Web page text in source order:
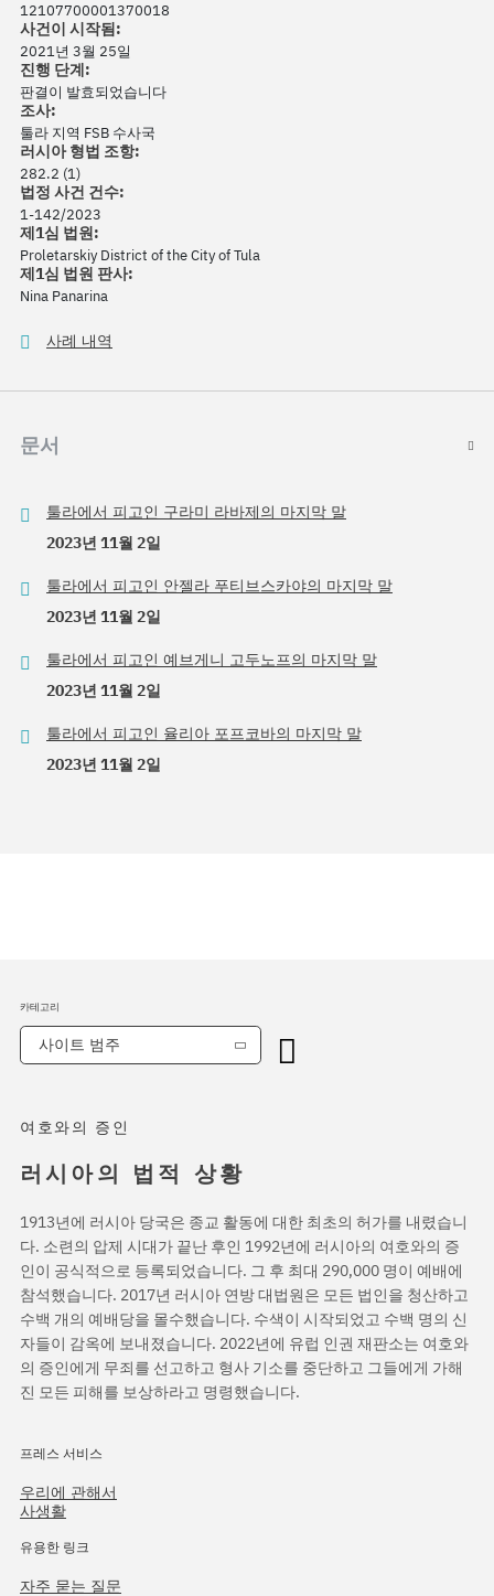
12107700001370018
사건이 시작됨:
2021년 3월 25일
진행 단계:
판결이 발효되었습니다
조사:
툴라 지역 FSB 수사국
러시아 형법 조항:
282.2 (1)
법정 사건 건수:
1-142/2023
제1심 법원:
Proletarskiy District of the City of Tula
제1심 법원 판사:
Nina Panarina
사례 내역
문서
툴라에서 피고인 구라미 라바제의 마지막 말
2023년 11월 2일
툴라에서 피고인 안젤라 푸티브스카야의 마지막 말
2023년 11월 2일
툴라에서 피고인 예브게니 고두노프의 마지막 말
2023년 11월 2일
툴라에서 피고인 율리아 포프코바의 마지막 말
2023년 11월 2일
여호와의 증인
러시아의 법적 상황
1913년에 러시아 당국은 종교 활동에 대한 최초의 허가를 내렸습니
다. 소련의 압제 시대가 끝난 후인 1992년에 러시아의 여호와의 증
인이 공식적으로 등록되었습니다. 그 후 최대 290,000 명이 예배에
참석했습니다. 2017년 러시아 연방 대법원은 모든 법인을 청산하고
수백 개의 예배당을 몰수했습니다. 수색이 시작되었고 수백 명의 신
자들이 감옥에 보내졌습니다. 2022년에 유럽 인권 재판소는 여호와
의 증인에게 무죄를 선고하고 형사 기소를 중단하고 그들에게 가해
진 모든 피해를 보상하라고 명령했습니다.
프레스 서비스
우리에 관해서
사생활
유용한 링크
자주 묻는 질문
카테고리
사이트 범주